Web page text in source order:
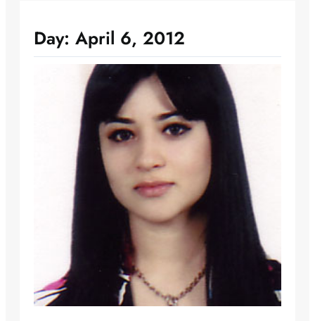
Day: April 6, 2012